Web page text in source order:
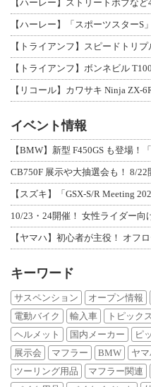
【ハーレー】ストリートボブな
【トライアンフ】スピードトリ
【リコール】カワサキ Ninja ZX-
イベント情報
【BMW】新型 F450GS も登場！
CB750F 展示や大抽選会も！ 8/
【スズキ】「GSX-S/R Meeting
10/23・24開催！ 女性ライダー
【ヤマハ】初心者が主役！ オフ
キーワード
サスペンション オープン情報
電動バイク
輸入車 トピックス
ヘルメット
国内メーカー ピ
展示会
マフラー BMW ヤマ
ツーリング用品
マフラー関連